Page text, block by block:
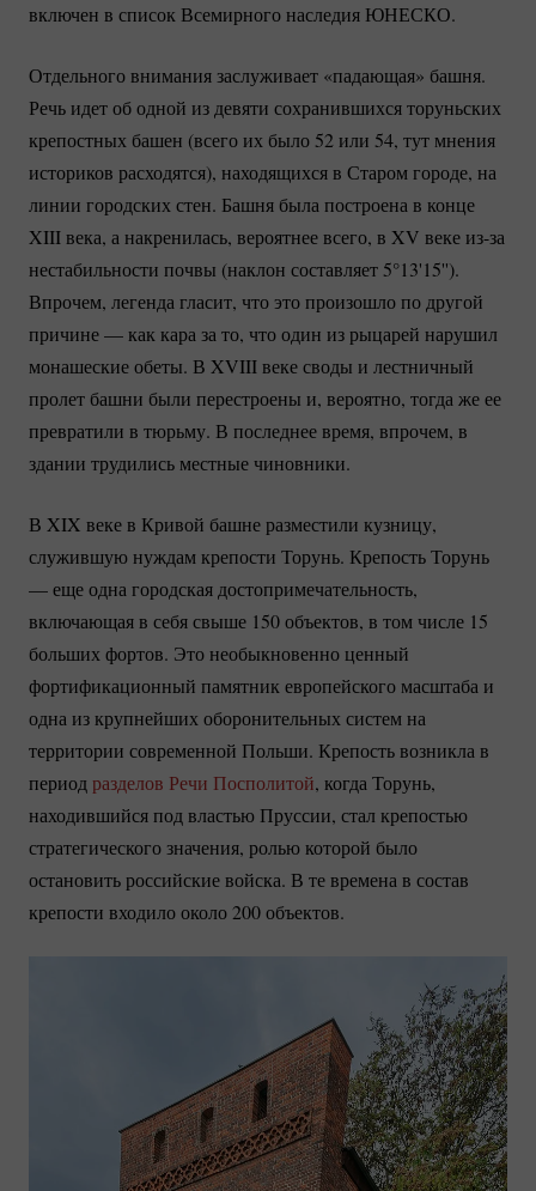
включен в список Всемирного наследия ЮНЕСКО.
Отдельного внимания заслуживает «падающая» башня.
Речь идет об одной из девяти сохранившихся торуньских
крепостных башен (всего их было 52 или 54, тут мнения
историков расходятся), находящихся в Старом городе, на
линии городских стен. Башня была построена в конце
XIII века, а накренилась, вероятнее всего, в XV векеиз-за
нестабильности почвы (наклон составляет 5°13'15'').
Впрочем, легенда гласит, что это произошло по другой
причине — как кара за то, что один из рыцарей нарушил
монашеские обеты. В XVIII веке своды и лестничный
пролет башни были перестроены и, вероятно, тогда же ее
превратили в тюрьму. В последнее время, впрочем, в
здании трудились местные чиновники.
В XIX веке в Кривой башне разместили кузницу,
служившую нуждам крепости Торунь. Крепость Торунь
— еще одна городская достопримечательность,
включающая в себя свыше 150 объектов, в том числе 15
больших фортов. Это необыкновенно ценный
фортификационный памятник европейского масштаба и
одна из крупнейших оборонительных систем на
территории современной Польши. Крепость возникла в
период разделов Речи Посполитой, когда Торунь,
находившийся под властью Пруссии, стал крепостью
стратегического значения, ролью которой было
остановить российские войска. В те времена в состав
крепости входило около 200 объектов.